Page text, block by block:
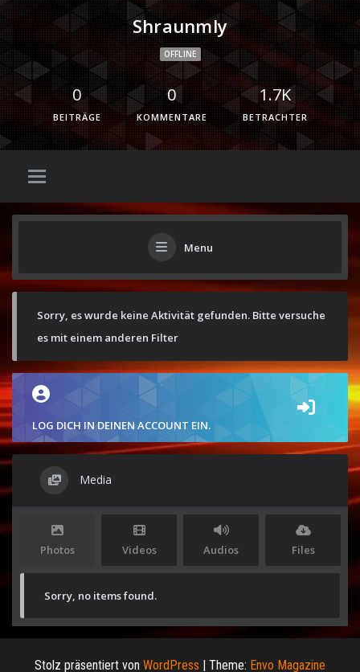
Shraunmly
OFFLINE
0
BEITRÄGE
0
KOMMENTARE
1.7K
BETRACHTER
Menu
Sorry, es wurde keine Aktivität gefunden. Bitte versuche
es mit einem anderen Filter
LOG DICH IN DEINEN ACCOUNT EIN.
Media
Photos Videos Audios Files
Sorry, no items found.
Stolz präsentiert von WordPress | Theme: Envo Magazine